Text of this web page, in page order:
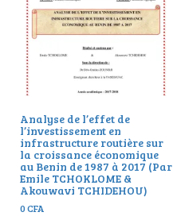
Analyse de l’effet de
l’investissement en
infrastructure routière sur
la croissance économique
au Benin de 1987 à 2017 (Par
Emile TCHOKLOME &
Akouwavi TCHIDEHOU)
0CFA